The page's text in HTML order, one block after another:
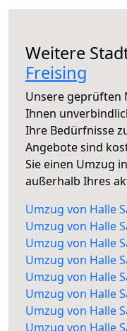
Weitere
Freising
Unsere geprüften
Ihnen
Ihre Bedürfnisse
Angebote sind
Sie einen Umzug
außerhalb Ihres
Umzug von Halle
Umzug von Halle
Umzug von Halle
Umzug von Halle
Umzug von Halle
Umzug von Halle
Umzug von Halle
Umzug von Halle